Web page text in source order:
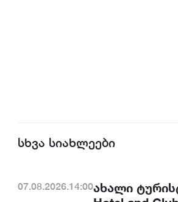
სხვა სიახლეები
07.08.2026.14:00ახალი